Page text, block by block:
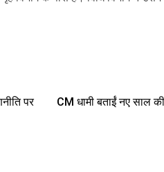
पर
CM धामी बताईं नए साल